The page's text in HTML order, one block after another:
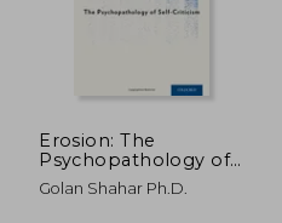
Erosion: The
Psychopathology of
Self-Criticism
Golan Shahar Ph.D.